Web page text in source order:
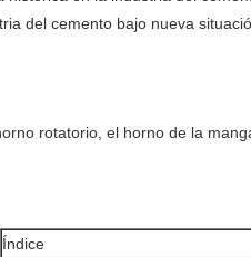
del cemento bajo nueva
rotatorio, el horno de la
Índice